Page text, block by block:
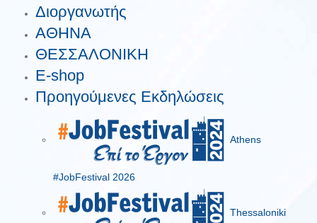
Διοργανωτής
ΑΘΗΝΑ
ΘΕΣΣΑΛΟΝΙΚΗ
E-shop
Προηγούμενες Εκδηλώσεις
Athens
#JobFestival 2026
Thessaloniki